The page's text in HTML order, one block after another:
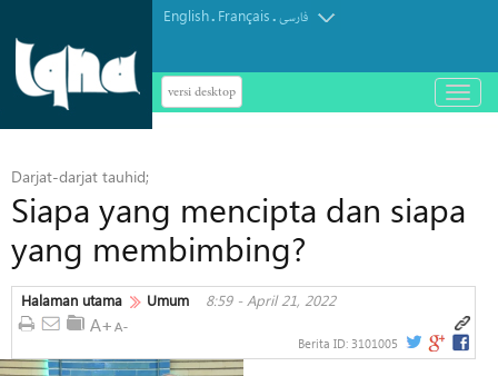
English. Français.فارسی
versi desktop
باز
و
Darjat-darjat tauhid;
Siapa yang mencipta dan siapa
yang membimbing?
Halaman utama Umum 8:59 - April 21, 2022
Berita ID: 3101005